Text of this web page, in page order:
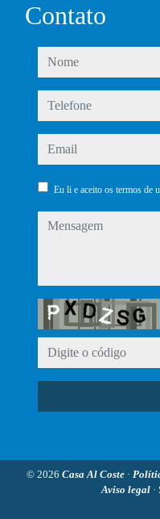
Contato
nome
telefone
email
Eu li e aceito os termos de
mensagem
Captcha
© 2026 Casa Al Coste ·
Aviso legal